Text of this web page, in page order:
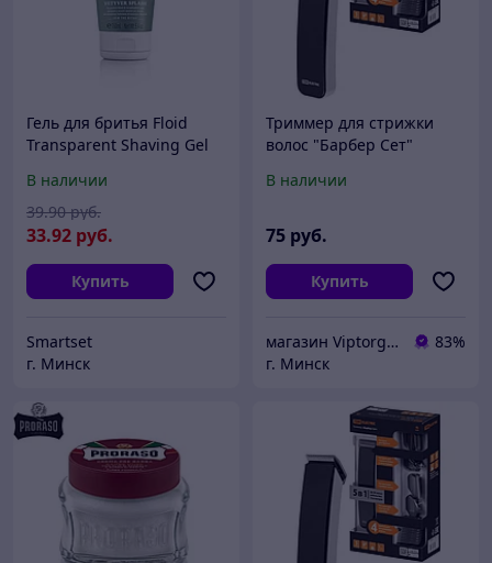
Гель для бритья Floid
Transparent Shaving Gel
В наличии
33.92 руб.
39.90 руб.
Купить
Smartset
г. Минск
Триммер для стрижки
волос "Барбер Сет"
для контурной стрижки,
В наличии
75 руб.
Купить
магазин Viptorg.by
83%
г. Минск